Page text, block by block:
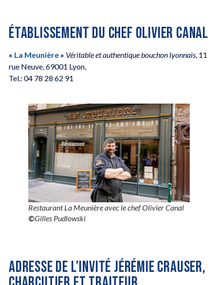
ÉTABLISSEMENT DU CHEF OLIVIER CANAL
« La Meunière» Véritable et authentique bouchon lyonnais, 11
rue Neuve, 69001 Lyon,
Tel.: 04 78 28 62 91
Restaurant La Meunière avec le chef Olivier Canal
©Gilles Pudlowski
ADRESSE DE L’INVITÉ JÉRÉMIE CRAUSER,